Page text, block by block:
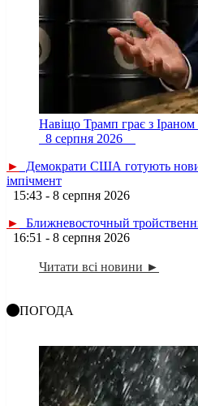
Навіщо Трамп грає з Іраном
8 серпня 2026
►
Демократи США готують
імпічмент
15:43 - 8 серпня 2026
►
Ближневосточный
16:51 - 8 серпня 2026
Читати всі новини ►
ПОГОДА